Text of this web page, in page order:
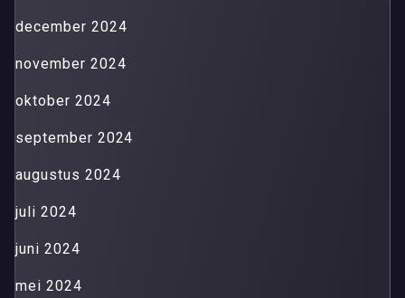
december 2024
november 2024
oktober 2024
september 2024
augustus 2024
juli 2024
juni 2024
mei 2024